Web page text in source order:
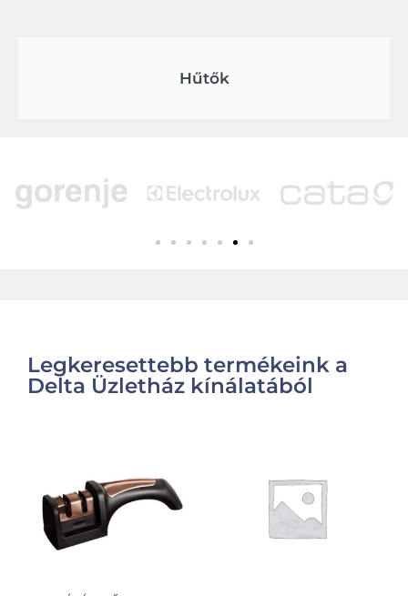
Hűtők
Legkeresettebb termékeink a
Delta Üzletház kínálatából